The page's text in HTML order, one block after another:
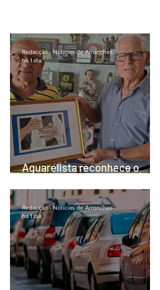
Aguarelista reconhece o
Redacção - Notícias de Arronches
há 1 dia
Redacção - Notícias de Arronches
há 1 dia